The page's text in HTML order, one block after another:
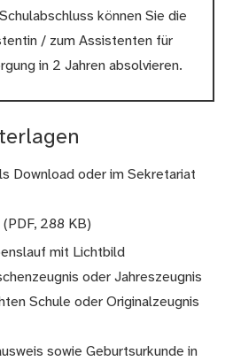
können Sie die
/ zum Assistenten für
in 2 Jahren absolvieren.
Download oder im Sekretariat
(PDF, 288 KB)
mit Lichtbild
oder Jahreszeugnis
Schule oder Originalzeugnis
sowie Geburtsurkunde in